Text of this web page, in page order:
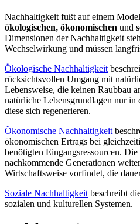
Nachhaltigkeit fußt auf einem
ökologischen, ökonomischen und
Dimensionen der Nachhaltigkeit
Wechselwirkung und müssen
Ökologische Nachhaltigkeit
rücksichtsvollen Umgang mit
Lebensweise, die keinen Raubbau
natürliche Lebensgrundlagen nur in
diese sich regenerieren.
Ökonomische Nachhaltigkeit
ökonomischen Ertrags bei
benötigten Eingangsressourcen.
nachkommende Generationen
Wirtschaftsweise vorfindet, die
Soziale Nachhaltigkeit beschreibt
sozialen und kulturellen Systemen.